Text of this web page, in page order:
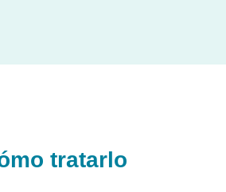
tratarlo